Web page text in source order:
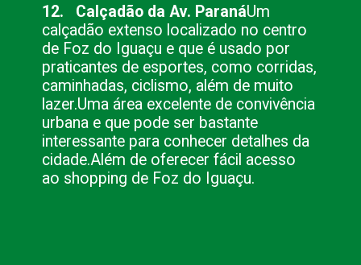
12. Calçadão da Av. ParanáUm
calçadão extenso localizado no centro
de Foz do Iguaçu e que é usado por
praticantes de esportes, como corridas,
caminhadas, ciclismo, além de muito
lazer.Uma área excelente de convivência
urbana e que pode ser bastante
interessante para conhecer detalhes da
cidade.Além de oferecer fácil acesso
ao shopping de Foz do Iguaçu.